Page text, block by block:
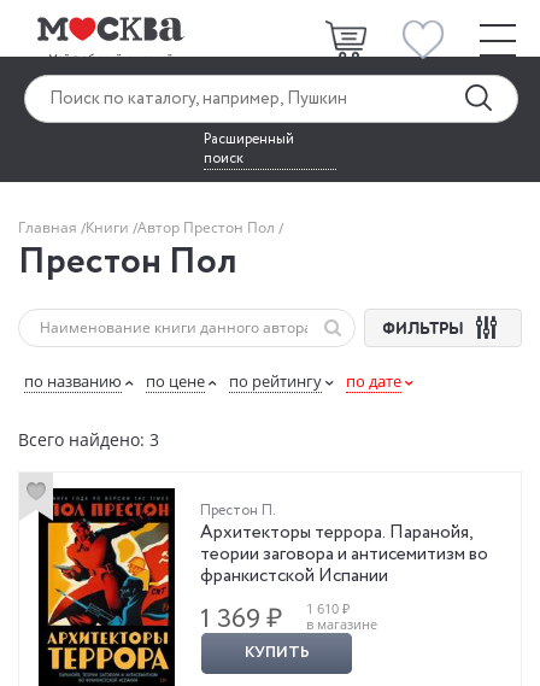
Расширенный
поиск
Главная Книги Автор Престон Пол
Престон Пол
ФИЛЬТРЫ
по названию по цене по рейтингу по дате
Всего найдено: 3
Престон П.
Архитекторы террора. Паранойя,
теории заговора и антисемитизм во
франкистской Испании
1 369 ₽
1 610 ₽
в магазине
КУПИТЬ